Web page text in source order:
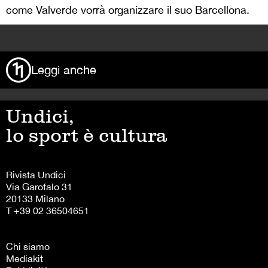
come Valverde vorrà organizzare il suo Barcellona.
Leggi anche
Undici,
lo sport è cultura
Rivista Undici
Via Garofalo 31
20133 Milano
T +39 02 36504651
Chi siamo
Mediakit